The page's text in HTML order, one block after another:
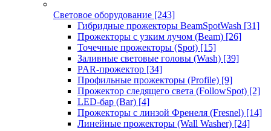
Световое оборудование [243]
Гибридные прожекторы BeamSpotWash [31]
Прожекторы с узким лучом (Beam) [26]
Точечные прожекторы (Spot) [15]
Заливные световые головы (Wash) [39]
PAR-прожектор [34]
Профильные прожекторы (Profile) [9]
Прожектор следящего света (FollowSpot) [2]
LED-бар (Bar) [4]
Прожекторы с линзой Френеля (Fresnel) [14]
Линейные прожекторы (Wall Washer) [24]